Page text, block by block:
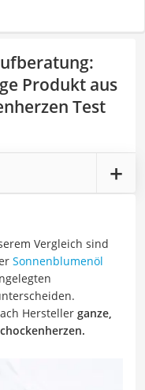
:
Produkt aus
Test
Vergleich sind
Sonnenblumenöl
Hersteller ganze,